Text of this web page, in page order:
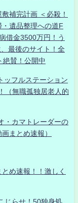
補完計画 ＜必殺！
遺品整理への道F
借金3500万円！う
最後のサイト！全
絶賛！公開中
ッフルステーション
（無職孤独居老人的
・カマトレーダーの
まとめ速報）
め速報！！激しく